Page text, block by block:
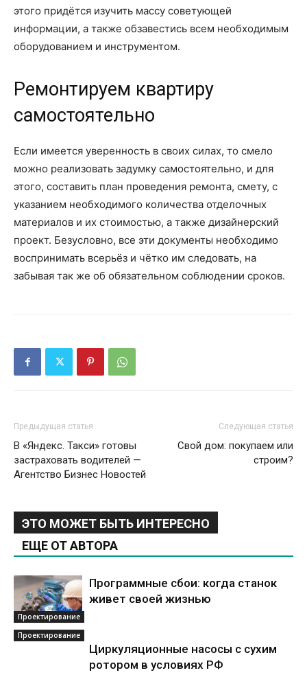
этого придётся изучить массу советующей
информации, а также обзавестись всем необходимым
оборудованием и инструментом.
Ремонтируем квартиру
самостоятельно
Если имеется уверенность в своих силах, то смело
можно реализовать задумку самостоятельно, и для
этого, составить план проведения ремонта, смету, с
указанием необходимого количества отделочных
материалов и их стоимостью, а также дизайнерский
проект. Безусловно, все эти документы необходимо
воспринимать всерьёз и чётко им следовать, на
забывая так же об обязательном соблюдении сроков.
Предыдущая статья
В «Яндекс. Такси» готовы
застраховать водителей —
Агентство Бизнес Новостей
Следующая статья
Свой дом: покупаем или
строим?
ЭТО МОЖЕТ БЫТЬ ИНТЕРЕСНО
ЕЩЕ ОТ АВТОРА
Проектирование
Программные сбои: когда станок
живет своей жизнью
Проектирование
Циркуляционные насосы с сухим
ротором в условиях РФ